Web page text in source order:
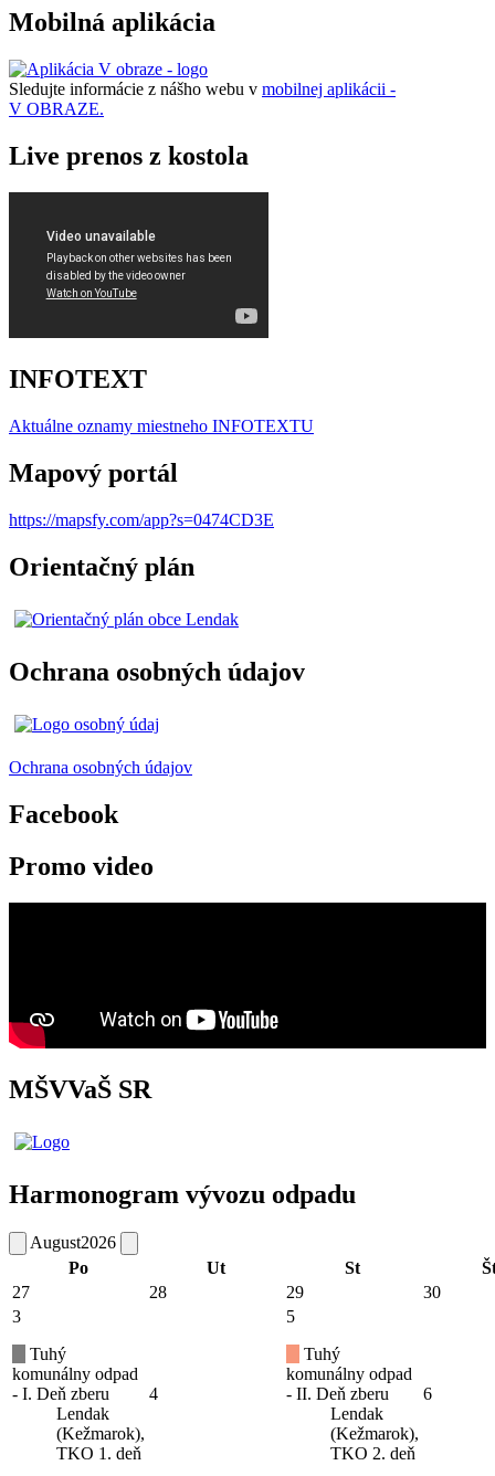
Mobilná aplikácia
Sledujte informácie z nášho webu v mobilnej aplikácii -
V OBRAZE.
Live prenos z kostola
INFOTEXT
Aktuálne oznamy miestneho INFOTEXTU
Mapový portál
https://mapsfy.com/app?s=0474CD3E
Orientačný plán
Ochrana osobných údajov
Ochrana osobných údajov
Facebook
Promo video
MŠVVaŠ SR
Harmonogram vývozu odpadu
August2026
Po
Ut St
27
28 29
30
3
Tuhý
komunálny odpad
- I. Deň zberu
Lendak
(Kežmarok),
TKO 1. deň
4
5
Tuhý
komunálny odpad
- II. Deň zberu
Lendak
(Kežmarok),
TKO 2. deň
6